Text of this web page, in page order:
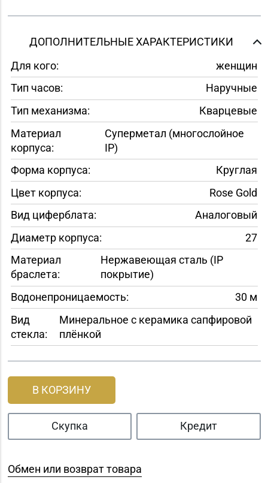
ДОПОЛНИТЕЛЬНЫЕ ХАРАКТЕРИСТИКИ
Для кого:
женщин
Тип часов:
Наручные
Тип механизма:
Кварцевые
Материал
корпуса:
Суперметал (многослойное
IP)
Форма корпуса:
Круглая
Цвет корпуса:
Rose Gold
Вид циферблата:
Аналоговый
Диаметр корпуса:
27
Материал
браслета:
Нержавеющая сталь (IP
покрытие)
Водонепроницаемость:
30 м
Вид
стекла:
Минеральное с керамика сапфировой
плёнкой
В КОРЗИНУ
Скупка Кредит
Обмен или возврат товара